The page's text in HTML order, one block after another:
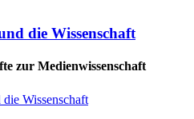
die Wissenschaft
zur Medienwissenschaft